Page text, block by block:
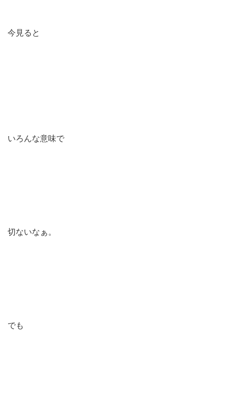
今見ると
いろんな意味で
切ないなぁ。
でも